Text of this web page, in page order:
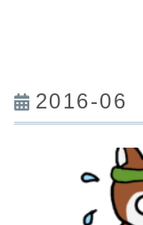
2016-06